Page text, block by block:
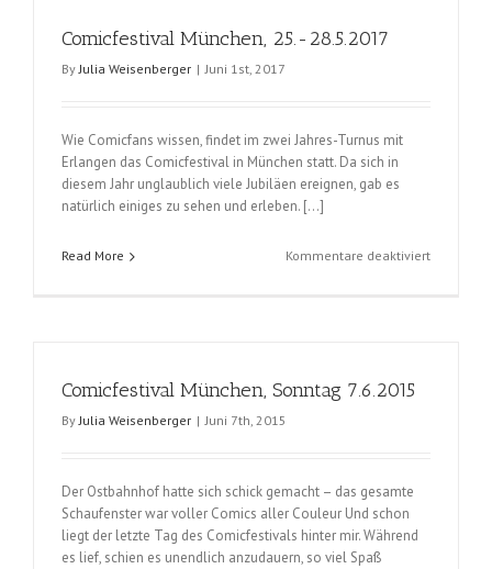
Comicfestival München, 25.-28.5.2017
ByJulia Weisenberger | Juni 1st, 2017
Wie Comicfans wissen, findet im zwei Jahres-Turnus mit
Erlangen das Comicfestival in München statt. Da sich in
diesem Jahr unglaublich viele Jubiläen ereignen, gab es
natürlich einiges zu sehen und erleben. […]
Read More Kommentare deaktiviertfür
Comicfestival München, Sonntag 7.6.2015
ByJulia Weisenberger | Juni 7th, 2015
Der Ostbahnhof hatte sich schick gemacht – das gesamte
Schaufenster war voller Comics aller Couleur Und schon
liegt der letzte Tag des Comicfestivals hinter mir. Während
es lief, schien es unendlich anzudauern, so viel Spaß